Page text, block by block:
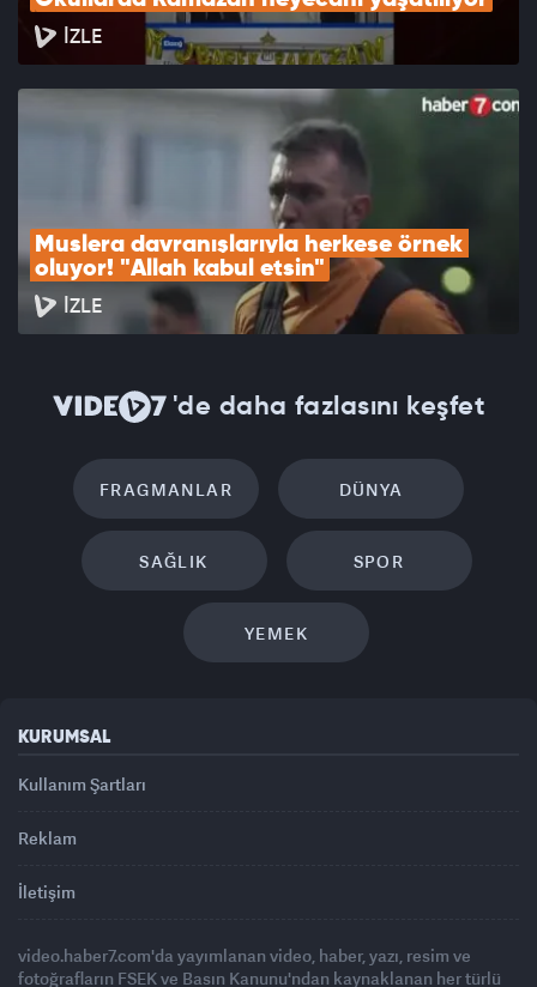
İZLE
Muslera davranışlarıyla herkese örnek
oluyor! "Allah kabul etsin"
İZLE
'de daha fazlasını keşfet
FRAGMANLAR DÜNYA
SAĞLIK SPOR
YEMEK
KURUMSAL
Kullanım Şartları
Reklam
İletişim
video.haber7.com'da yayımlanan video, haber, yazı, resim ve
fotoğrafların FSEK ve Basın Kanunu'ndan kaynaklanan her türlü